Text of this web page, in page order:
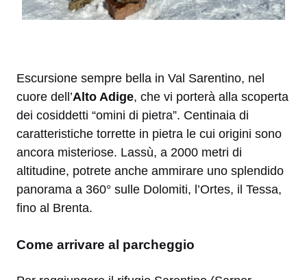
Escursione sempre bella in Val Sarentino, nel
cuore dell’Alto Adige, che vi porterà alla scoperta
dei cosiddetti “omini di pietra”. Centinaia di
caratteristiche torrette in pietra le cui origini sono
ancora misteriose. Lassù, a 2000 metri di
altitudine, potrete anche ammirare uno splendido
panorama a 360° sulle Dolomiti, l’Ortes, il Tessa,
fino al Brenta.
Come arrivare al parcheggio